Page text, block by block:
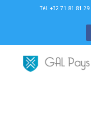
Tél. +32 71 81 81